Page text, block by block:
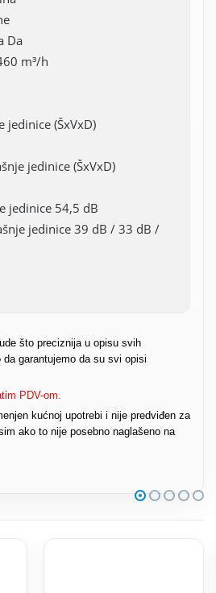
Da
m³/h
jedinice (ŠxVxD)
jedinice (ŠxVxD)
jedinice 54,5 dB
jedinice 39 dB / 33 dB /
što preciznija u opisu svih
garantujemo da su svi opisi
PDV-om.
kućnoj upotrebi i nije predviđen za
ako to nije posebno naglašeno na